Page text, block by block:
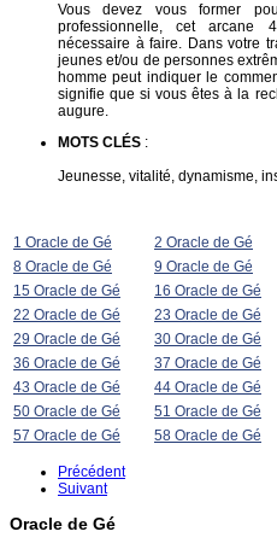
Vous devez vous former
professionnelle, cet arcane
nécessaire à faire. Dans votre
jeunes et/ou de personnes
homme peut indiquer le
signifie que si vous êtes à la
augure.
MOTS CLÉS :
Jeunesse, vitalité, dynamisme,
1 Oracle de Gé 2 Oracle de Gé
8 Oracle de Gé
9 Oracle de Gé
15 Oracle de Gé
16 Oracle de Gé
22 Oracle de Gé
23 Oracle de Gé
29 Oracle de Gé
30 Oracle de Gé
36 Oracle de Gé
37 Oracle de Gé
43 Oracle de Gé
44 Oracle de Gé
50 Oracle de Gé
51 Oracle de Gé
57 Oracle de Gé
58 Oracle de Gé
Précédent
Suivant
Oracle de Gé